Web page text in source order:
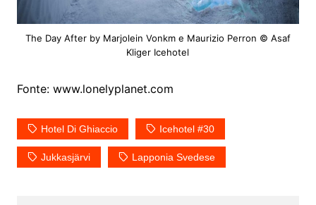
The Day After by Marjolein Vonkm e Maurizio Perron © Asaf
Kliger Icehotel
Fonte: www.lonelyplanet.com
Hotel Di Ghiaccio Icehotel #30
Jukkasjärvi Lapponia Svedese